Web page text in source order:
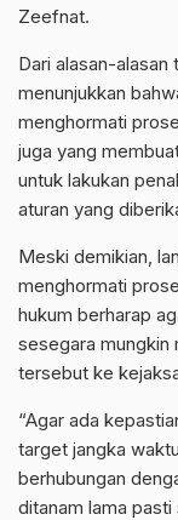
Zeefnat.
Dari alasan-
menunjukkan
menghormati
juga yang
untuk lakukan
aturan yang
Meski demikian,
menghormati
hukum berharap
sesegara
tersebut ke
“Agar ada
target jangka
berhubungan
ditanam lama